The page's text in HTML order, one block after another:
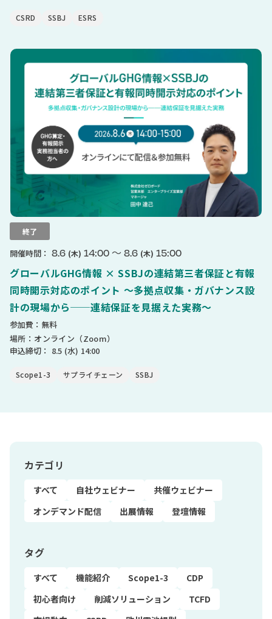
CSRD SSBJ ESRS
終了
開催時間： 8.6 (木) 14:00 〜 8.6 (木) 15:00
グローバルGHG情報 × SSBJの連結第三者保証と有報
同時開示対応のポイント 〜多拠点収集・ガバナンス設
計の現場から──連結保証を見据えた実務〜
参加費：無料
場所：オンライン（Zoom）
申込締切： 8.5 (水) 14:00
Scope1-3 サプライチェーン SSBJ
カテゴリ
すべて 自社ウェビナー
共催ウェビナー
オンデマンド配信
出展情報 登壇情報
タグ
すべて 機能紹介 Scope1-3
CDP
初心者向け
削減ソリューション
TCFD